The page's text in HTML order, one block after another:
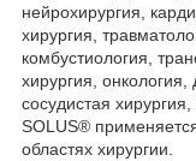
нейрохирургия,
хирургия,
комбустиология,
хирургия, онкология,
сосудистая
SOLUS®
областях хирургии.